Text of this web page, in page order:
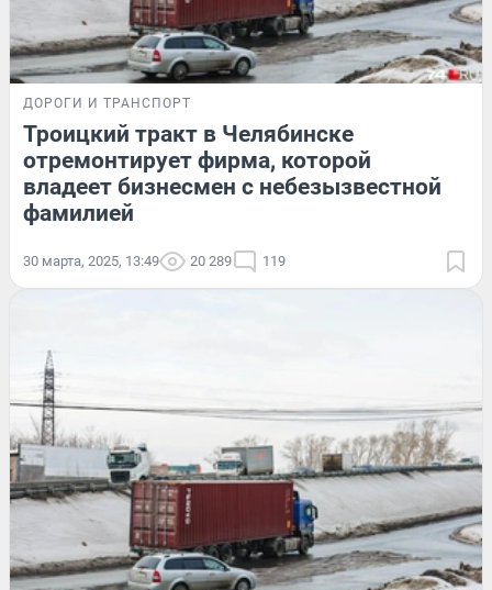
ДОРОГИ И ТРАНСПОРТ
Троицкий тракт в Челябинске
отремонтирует фирма, которой
владеет бизнесмен с небезызвестной
фамилией
30 марта, 2025, 13:49 20 289 119